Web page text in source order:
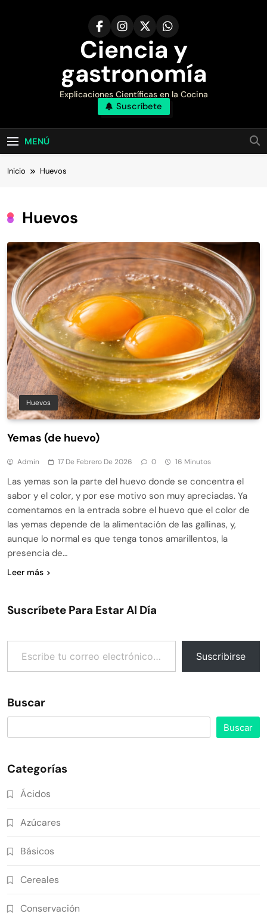
Ciencia y
gastronomía
Explicaciones Científicas en la Cocina
Suscríbete
MENÚ
Inicio Huevos
Huevos
Huevos
Yemas (de huevo)
Admin 17 De Febrero De 2026 0 16 Minutos
Las yemas son la parte del huevo donde se concentra el
sabor y el color, y por ese motivo son muy apreciadas. Ya
comentamos en la entrada sobre el huevo que el color de
las yemas depende de la alimentación de las gallinas, y,
aunque lo normal es que tenga tonos amarillentos, la
presencia de…
Leer más
Suscríbete Para Estar Al Día
Escribe tu correo electrónico…
Suscribirse
Buscar
Buscar
Categorías
Ácidos
Azúcares
Básicos
Cereales
Conservación